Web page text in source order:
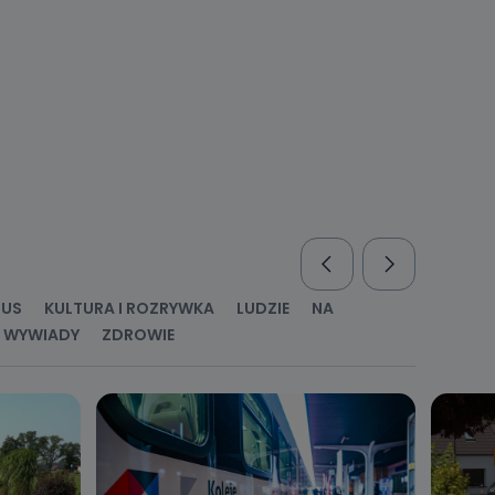
KULTURA I ROZRYWKA LUDZIE
NA
WYWIADY ZDROWIE